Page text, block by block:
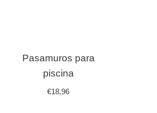
Pasamuros para
piscina
€18,96